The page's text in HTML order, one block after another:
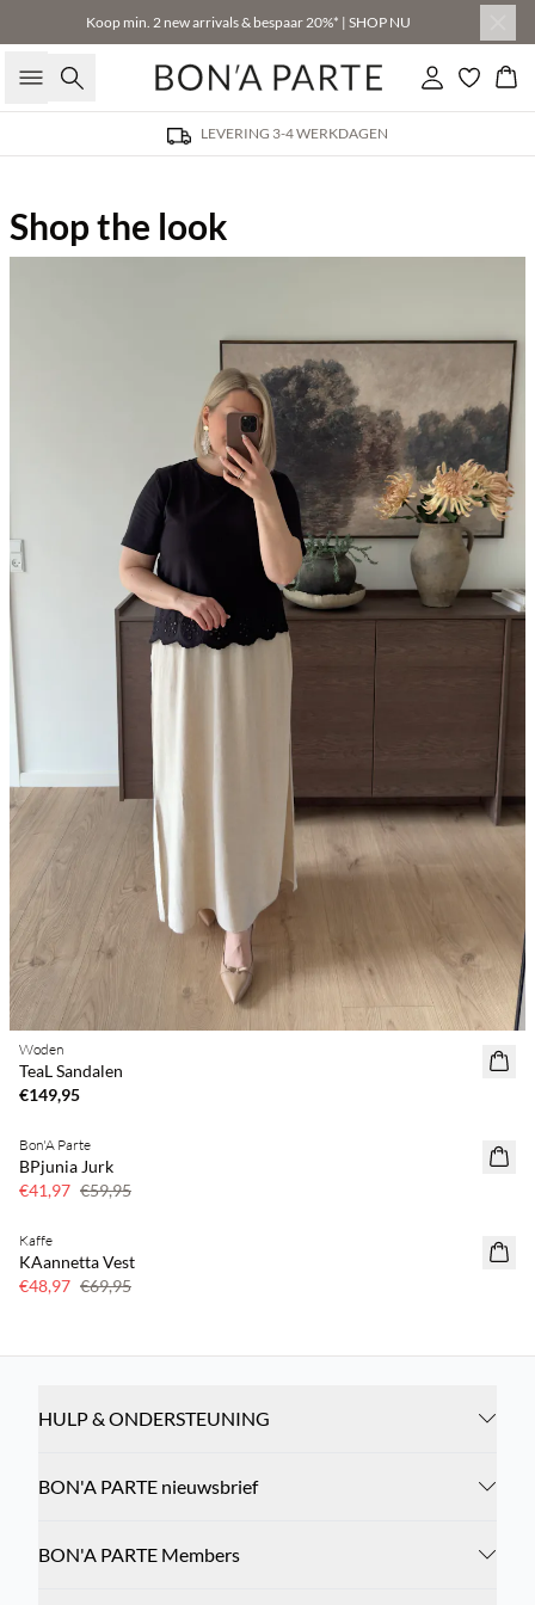
Koop min. 2 new arrivals & bespaar 20%* | SHOP NU
Zoeken Inloggen
LEVERING 3-4 WERKDAGEN
Shop the look
Woden
TeaL Sandalen
€149,95
SAVE20
30% korting
Bon'A Parte
BPjunia Jurk
€41,97 €59,95
SAVE20
Kaffe
KAannetta Vest
€48,97 €69,95
HULP & ONDERSTEUNING
BON'A PARTE nieuwsbrief
BON'A PARTE Members